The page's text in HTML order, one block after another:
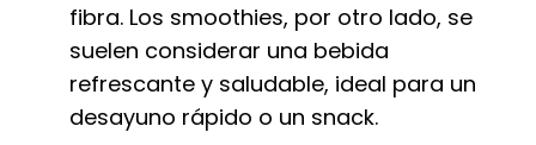
fibra. Los smoothies, por otro lado, se
suelen considerar una bebida
refrescante y saludable, ideal para un
desayuno rápido o un snack.